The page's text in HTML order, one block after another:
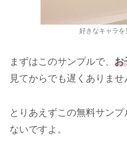
好きなキャラを
まずはこのサンプルで、 お
見てからでも遅くありませ
とりあえずこの無料サン
ないですよ。